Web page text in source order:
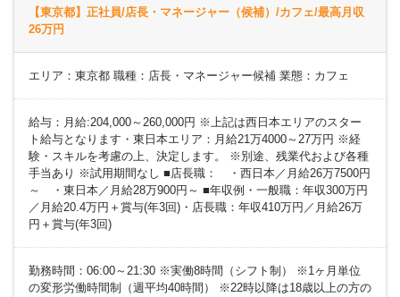
【東京都】正社員/店長・マネージャー（候補）/カフェ/最高月収
26万円
エリア：東京都 職種：店長・マネージャー候補 業態：カフェ
給与：月給:204,000～260,000円 ※上記は西日本エリアのスター
ト給与となります・東日本エリア：月給21万4000～27万円 ※経
験・スキルを考慮の上、決定します。 ※別途、残業代および各種
手当あり ※試用期間なし ■店長職： ・西日本／月給26万7500円
～ ・東日本／月給28万900円～ ■年収例・一般職：年収300万円
／月給20.4万円＋賞与(年3回)・店長職：年収410万円／月給26万
円＋賞与(年3回)
勤務時間：06:00～21:30 ※実働8時間（シフト制） ※1ヶ月単位
の変形労働時間制（週平均40時間） ※22時以降は18歳以上の方の